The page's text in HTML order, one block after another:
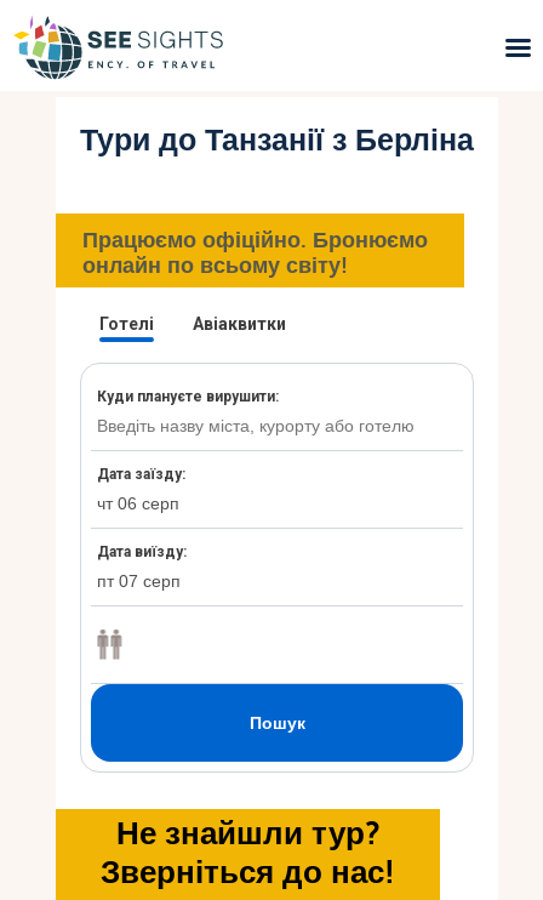
Пошук турів
Типи Турів
Країни
Інфо
Контакти
Тури до Танзанії з Берліна
Працюємо офіційно. Бронюємо
онлайн по всьому світу!
Не знайшли тур?
Зверніться до нас!